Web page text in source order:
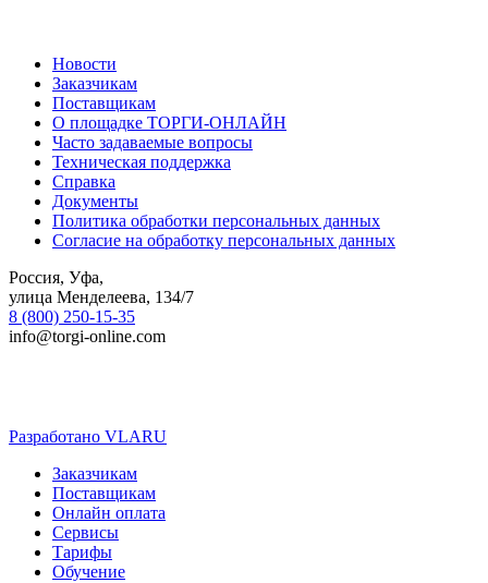
Новости
Заказчикам
Поставщикам
О площадке ТОРГИ-ОНЛАЙН
Часто задаваемые вопросы
Техническая поддержка
Справка
Документы
Политика обработки персональных данных
Согласие на обработку персональных данных
Россия, Уфа,
улица Менделеева, 134/7
8 (800) 250-15-35
info@torgi-online.com
Разработано VLARU
Close
Menu
Заказчикам
Поставщикам
Онлайн оплата
Сервисы
Тарифы
Обучение